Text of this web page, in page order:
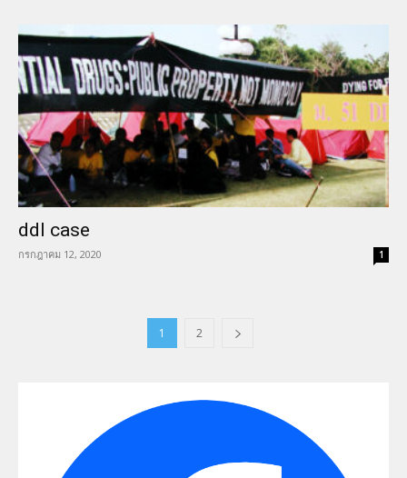
ddI case
กรกฎาคม 12, 2020 1
1 2